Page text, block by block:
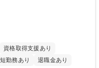
資格取得支援あり
勤務あり
退職金あり